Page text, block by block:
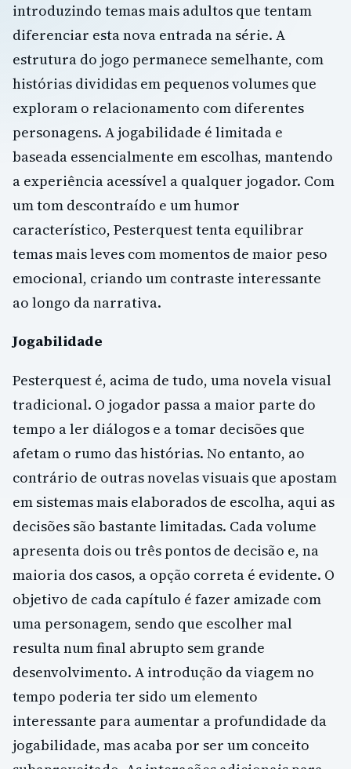
introduzindo temas mais adultos que tentam
diferenciar esta nova entrada na série. A
estrutura do jogo permanece semelhante, com
histórias divididas em pequenos volumes que
exploram o relacionamento com diferentes
personagens. A jogabilidade é limitada e
baseada essencialmente em escolhas, mantendo
a experiência acessível a qualquer jogador. Com
um tom descontraído e um humor
característico, Pesterquest tenta equilibrar
temas mais leves com momentos de maior peso
emocional, criando um contraste interessante
ao longo da narrativa.
Jogabilidade
Pesterquest é, acima de tudo, uma novela visual
tradicional. O jogador passa a maior parte do
tempo a ler diálogos e a tomar decisões que
afetam o rumo das histórias. No entanto, ao
contrário de outras novelas visuais que apostam
em sistemas mais elaborados de escolha, aqui as
decisões são bastante limitadas. Cada volume
apresenta dois ou três pontos de decisão e, na
maioria dos casos, a opção correta é evidente. O
objetivo de cada capítulo é fazer amizade com
uma personagem, sendo que escolher mal
resulta num final abrupto sem grande
desenvolvimento. A introdução da viagem no
tempo poderia ter sido um elemento
interessante para aumentar a profundidade da
jogabilidade, mas acaba por ser um conceito